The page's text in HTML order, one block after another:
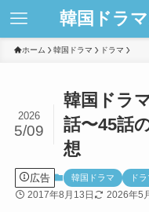
韓国ドラ
ホーム 韓国ドラマ ドラマ
韓国ドラ
話〜45話
想
2026
5/09
広告 韓国ドラマ ド
2017年8月13日 2026年5